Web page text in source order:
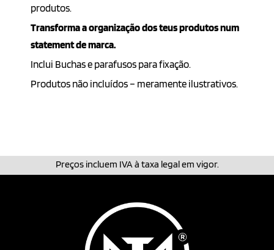
produtos.
Transforma a organização dos teus produtos num
statement de marca.
Inclui Buchas e parafusos para fixação.
Produtos não incluídos – meramente ilustrativos.
Preços incluem IVA à taxa legal em vigor.